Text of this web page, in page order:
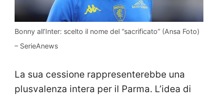
Bonny all’Inter: scelto il nome del “sacrificato” (Ansa Foto)
– SerieAnews
La sua cessione rappresenterebbe una
plusvalenza intera per il Parma. L’idea di